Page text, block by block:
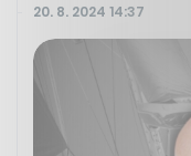
20. 8. 2024 14:37